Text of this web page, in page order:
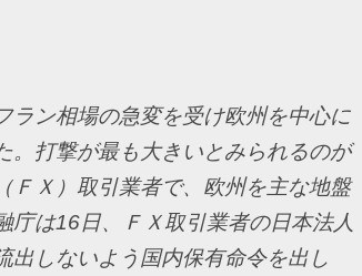
ラン相場の急変を受け欧州を中心に
。打撃が最も大きいとみられるのが
ＦＸ）取引業者で、欧州を主な地盤
庁は16日、ＦＸ取引業者の日本法人
出しないよう国内保有命令を出し